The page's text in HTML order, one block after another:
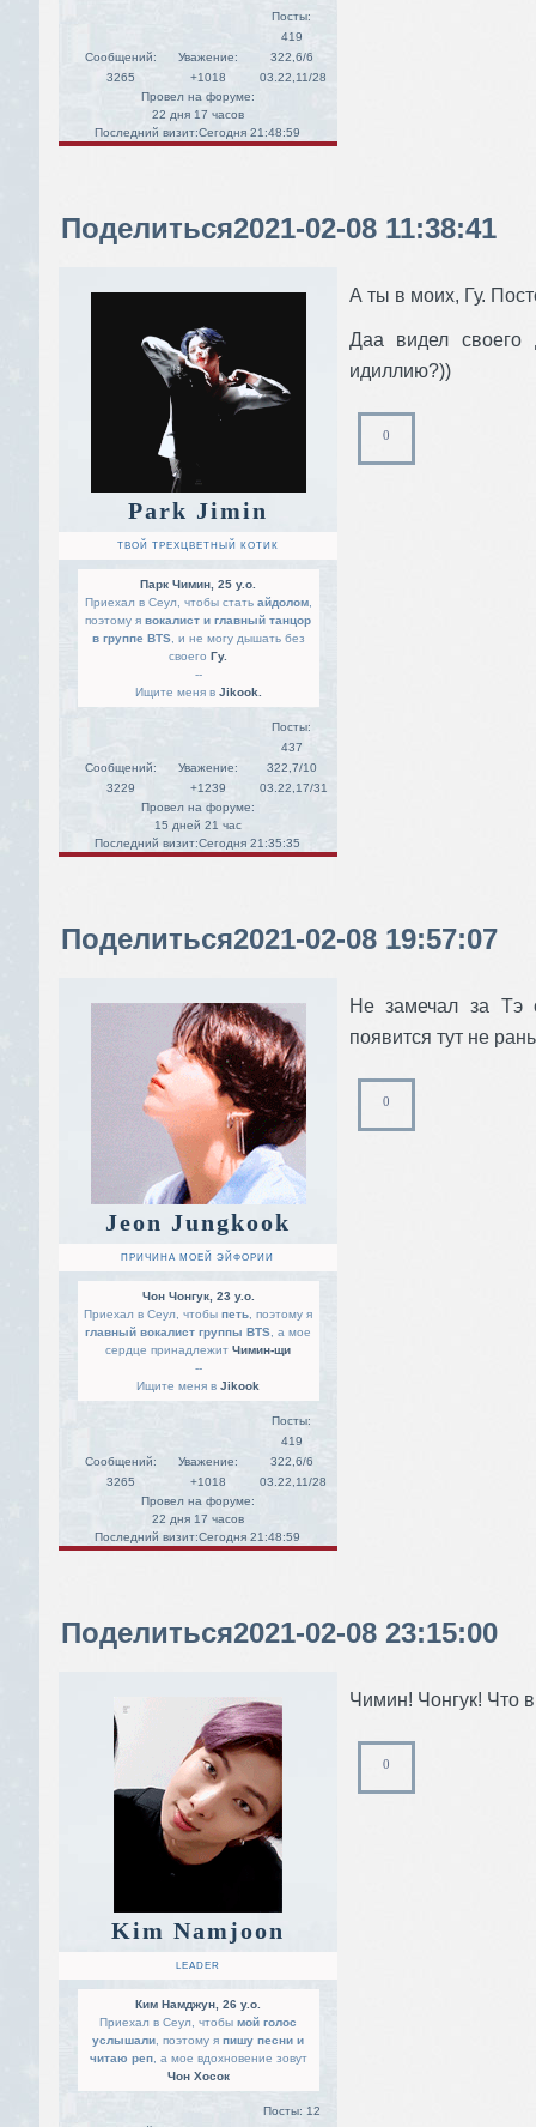
Сообщений:
3265
Уважение:
+1018
Посты:
419
322,6/6
03.22,11/28
Провел на форуме:
22 дня 17 часов
Последний визит:Сегодня 21:48:59
Поделиться2021-02-08 11:38:41
Park Jimin
ТВОЙ ТРЕХЦВЕТНЫЙ КОТИК
Парк Чимин, 25 y.o.
Приехал в Сеул, чтобы стать айдолом,
поэтому я вокалист и главный танцор
в группе BTS, и не могу дышать без
своего Гу.
--
Ищите меня в Jikook.
Сообщений:
3229
Уважение:
+1239
Посты:
437
322,7/10
03.22,17/31
Провел на форуме:
15 дней 21 час
Последний визит:Сегодня 21:35:35
А ты в моих, Гу.
Даа видел своего
идиллию?))
0
Поделиться2021-02-08 19:57:07
Jeon Jungkook
ПРИЧИНА МОЕЙ ЭЙФОРИИ
Чон Чонгук, 23 y.o.
Приехал в Сеул, чтобы петь , поэтому я
главный вокалист группы BTS , а мое
сердце принадлежит Чимин-щи
--
Ищите меня в Jikook
Сообщений:
3265
Уважение:
+1018
Посты:
419
322,6/6
03.22,11/28
Провел на форуме:
22 дня 17 часов
Последний визит:Сегодня 21:48:59
Не замечал за Тэ
появится тут не
0
Поделиться2021-02-08 23:15:00
Kim Namjoon
LEADER
Ким Намджун, 26 y.o.
Приехал в Сеул, чтобы мой голос
услышали , поэтому я пишу песни и
читаю реп, а мое вдохновение зовут
Чон Хосок
Посты: 12
Чимин! Чонгук! Что
0